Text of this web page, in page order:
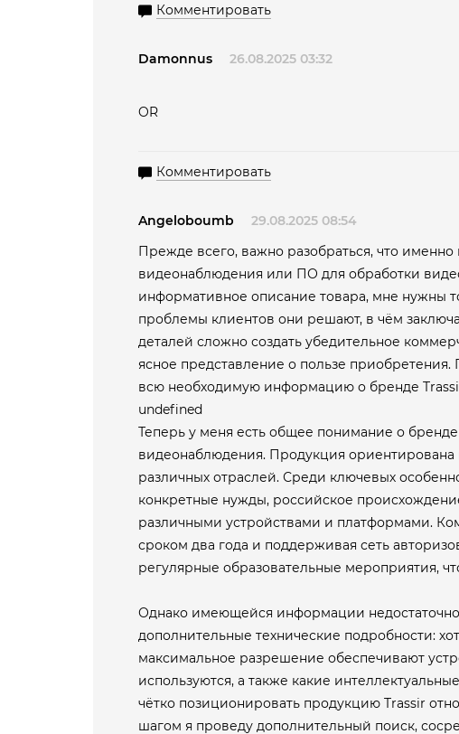
Комментировать
Damonnus 26.08.2025 03:32
OR
Комментировать
Angeloboumb
29.08.2025 08:54
Прежде всего, важно разобраться, что
видеонаблюдения или ПО для обработки
информативное описание товара, мне нужны
проблемы клиентов они решают, в чём
деталей сложно создать убедительное
ясное представление о пользе
всю необходимую информацию о бренде
undefined
Теперь у меня есть общее понимание о
видеонаблюдения. Продукция
различных отраслей. Среди ключевых
конкретные нужды, российское
различными устройствами и платформами.
сроком два года и поддерживая сеть
регулярные образовательные мероприятия,
Однако имеющейся информации
дополнительные технические подробности:
максимальное разрешение обеспечивают
используются, а также какие
чётко позиционировать продукцию Trassir
шагом я проведу дополнительный поиск,